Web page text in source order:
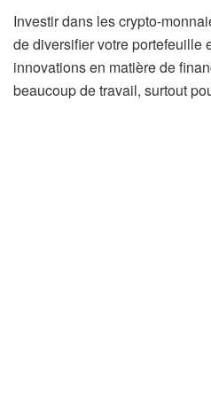
Investir dans les crypto-
de diversifier votre portefeuille
innovations en matière de
beaucoup de travail, surtout